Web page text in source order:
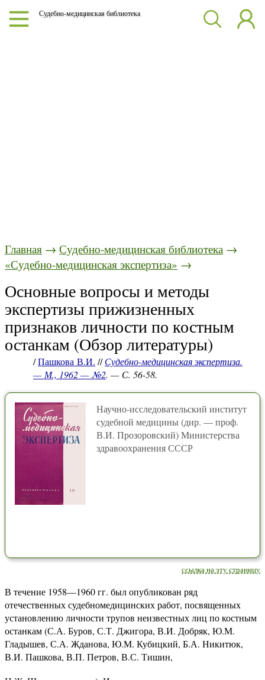
Судебно-медицинская библиотека
Главная → Судебно-медицинская библиотека →
«Судебно-медицинская экспертиза» →
Основные вопросы и методы
экспертизы прижизненных
признаков личности по костным
останкам (Обзор литературы)
/Пашкова В.И. //Судебно-медицинская экспертиза.
— М., 1962 — №2. — С. 56-58.
Научно-исследовательский институт
судебной медицины (дир. — проф.
В.И. Прозоровский) Министерства
здравоохранения СССР
ссылка на эту страницу
В течение 1958—1960 гг. был опубликован ряд
отечественных судебномедицинских работ, посвященных
установлению личности трупов неизвестных лиц по костным
останкам (С.А. Буров, С.Т. Джигора, В.И. Добряк, Ю.М.
Гладышев, С.А. Жданова, Ю.М. Кубицкий, Б.А. Никитюк,
В.И. Пашкова, В.П. Петров, В.С. Тишин,